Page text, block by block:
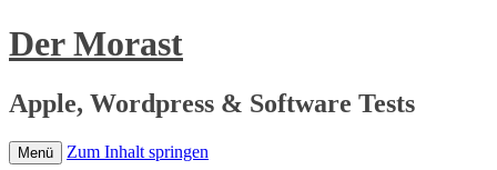
Der Morast
Apple, Wordpress & Software Tests
Menü Zum Inhalt springen